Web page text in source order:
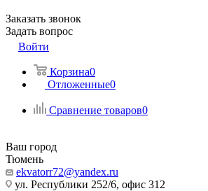
Заказать звонок
Задать вопрос
Войти
Корзина0
Отложенные0
Сравнение товаров0
Ваш город
Тюмень
ekvatorr72@yandex.ru
ул. Республики 252/6, офис 312